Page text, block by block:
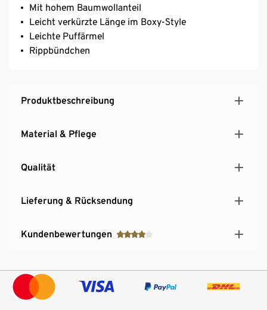
Mit hohem Baumwollanteil
Leicht verkürzte Länge im Boxy-Style
Leichte Puffärmel
Rippbündchen
Produktbeschreibung
Material & Pflege
Qualität
Lieferung & Rücksendung
Kundenbewertungen